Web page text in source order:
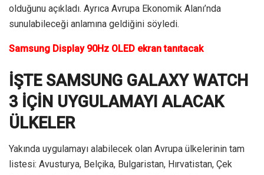
olduğunu açıkladı. Ayrıca Avrupa Ekonomik Alanı’nda
sunulabileceği anlamına geldiğini söyledi.
Samsung Display 90Hz OLED ekran tanıtacak
İŞTE SAMSUNG GALAXY WATCH
3 İÇİN UYGULAMAYI ALACAK
ÜLKELER
Yakında uygulamayı alabilecek olan Avrupa ülkelerinin tam
listesi: Avusturya, Belçika, Bulgaristan, Hırvatistan, Çek